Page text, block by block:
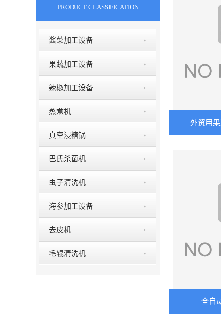
PRODUCT CLASSIFICATION
酱菜加工设备
果蔬加工设备
辣椒加工设备
蒸煮机
真空浸糖锅
巴氏杀菌机
虫子清洗机
海参加工设备
去皮机
毛辊清洗机
外贸用
全自